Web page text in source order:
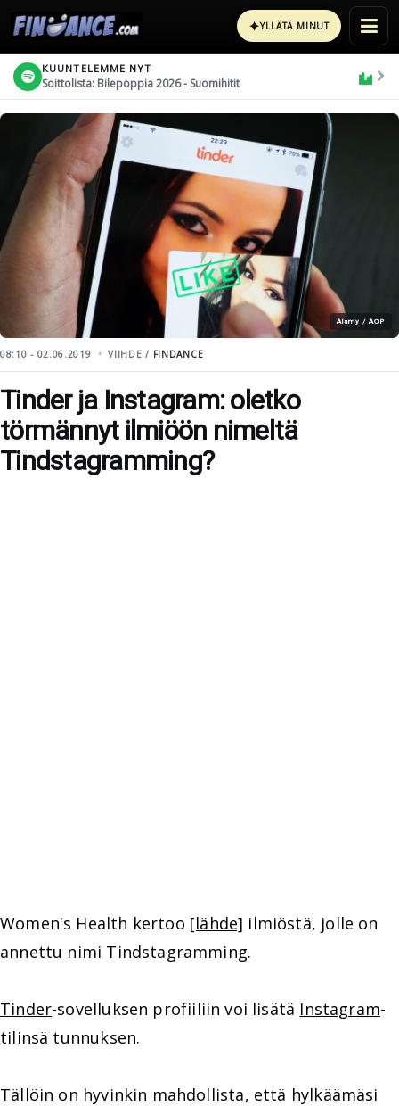
✦YLLÄTÄ MINUT
KUUNTELEMME NYT
Soittolista: Bilepoppia 2026 - Suomihitit
Alamy / AOP
08:10 - 02.06.2019 VIIHDE / FINDANCE
Tinder ja Instagram: oletko
törmännyt ilmiöön nimeltä
Tindstagramming?
Women's Health kertoo [lähde] ilmiöstä, jolle on
annettu nimi Tindstagramming.
Tinder-sovelluksen profiiliin voi lisätä Instagram-
tilinsä tunnuksen.
Tällöin on hyvinkin mahdollista, että hylkäämäsi